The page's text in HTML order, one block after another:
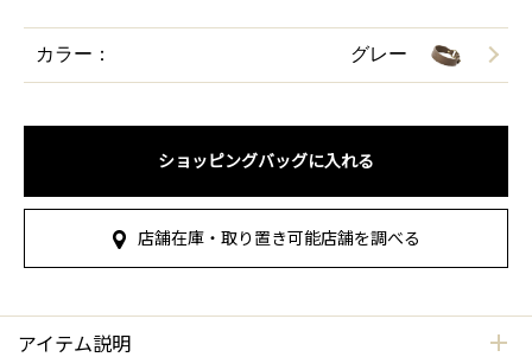
カラー： グレー
ショッピングバッグに入れる
店舗在庫・取り置き可能店舗を調べる
アイテム説明